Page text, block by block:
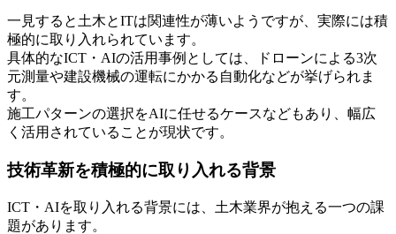
一見すると土木とITは関連性が薄いようですが、実際には積
極的に取り入れられています。
具体的なICT・AIの活用事例としては、ドローンによる3次
元測量や建設機械の運転にかかる自動化などが挙げられま
す。
施工パターンの選択をAIに任せるケースなどもあり、幅広
く活用されていることが現状です。
技術革新を積極的に取り入れる背景
ICT・AIを取り入れる背景には、土木業界が抱える一つの課
題があります。